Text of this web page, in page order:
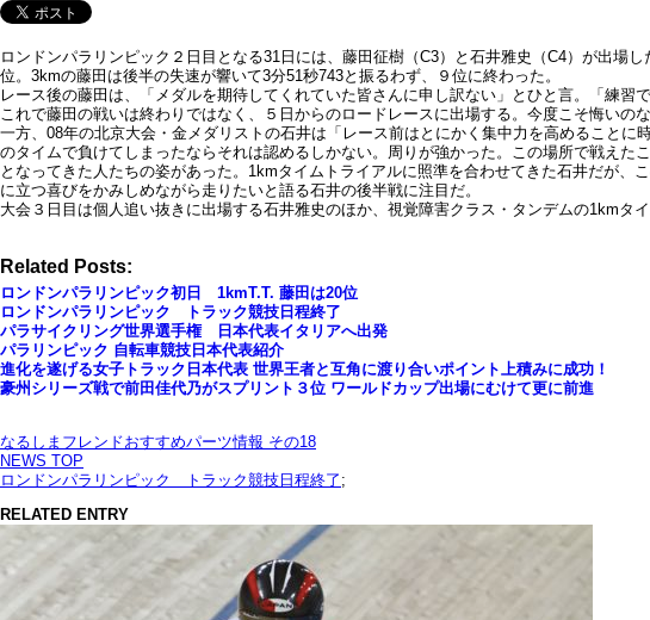
ロンドンパラリンピック２日目となる31日には、藤田征樹（C3）と石井雅史（C4）が出場
位。3kmの藤田は後半の失速が響いて3分51秒743と振るわず、９位に終わった。
レース後の藤田は、「メダルを期待してくれていた皆さんに申し訳ない」とひと言。「練
これで藤田の戦いは終わりではなく、５日からのロードレースに出場する。今度こそ悔いの
一方、08年の北京大会・金メダリストの石井は「レース前はとにかく集中力を高めること
のタイムで負けてしまったならそれは認めるしかない。周りが強かった。この場所で戦え
となってきた人たちの姿があった。1kmタイムトライアルに照準を合わせてきた石井だが
に立つ喜びをかみしめながら走りたいと語る石井の後半戦に注目だ。
大会３日目は個人追い抜きに出場する石井雅史のほか、視覚障害クラス・タンデムの1kmタ
Related Posts:
ロンドンパラリンピック初日 1kmT.T. 藤田は20位
ロンドンパラリンピック トラック競技日程終了
パラサイクリング世界選手権 日本代表イタリアへ出発
パラリンピック 自転車競技日本代表紹介
進化を遂げる女子トラック日本代表 世界王者と互角に渡り合いポイント上積みに成功！
豪州シリーズ戦で前田佳代乃がスプリント３位 ワールドカップ出場にむけて更に前進
なるしまフレンドおすすめパーツ情報 その18
NEWS TOP
ロンドンパラリンピック トラック競技日程終了 ;
RELATED ENTRY